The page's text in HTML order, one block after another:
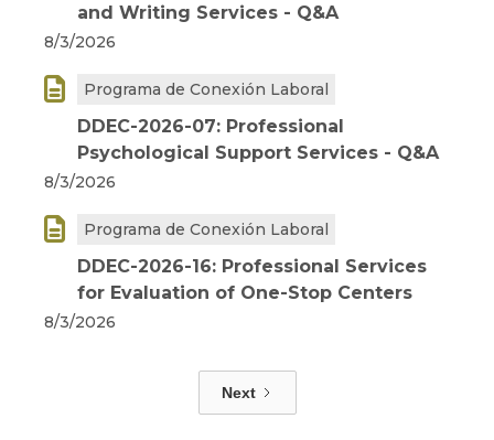
and Writing Services - Q&A
8/3/2026
 Programa de Conexión Laboral
DDEC-2026-07: Professional
Psychological Support Services - Q&A
8/3/2026
 Programa de Conexión Laboral
DDEC-2026-16: Professional Services
for Evaluation of One-Stop Centers
8/3/2026
Next